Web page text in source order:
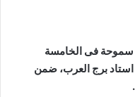
سموحة فى الخامسة
استاد برج العرب، ضمن